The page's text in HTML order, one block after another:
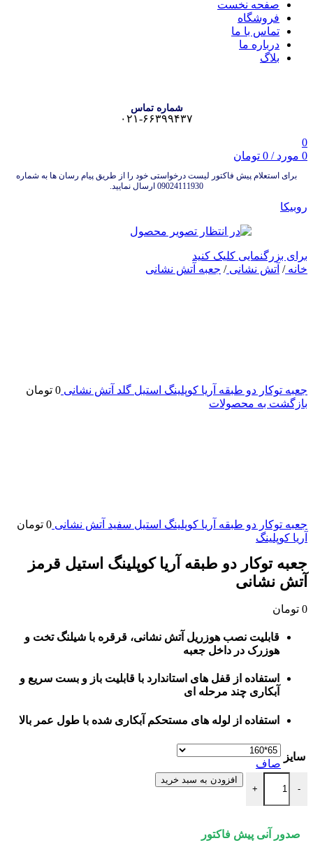
صفحه نخست
فروشگاه
تماس با ما
درباره ما
بلاگ
شماره تماس
۰۲۱-۶۶۳۹۹۴۳۷
0
0 مورد /
0 تومان
برای استعلام پیش فاکتور لیست درخواستی خود را از طریق پیام رسان ها به شماره
09024111930 ارسال نمایید.
روبیکا
برای بزرگنمایی کلیک کنید
خانه/ آتش نشانی/ جعبه آتش نشانی
جعبه توکار دو طبقه آریا کوپلینگ استیل گلد آتش نشانی 0 تومان
بازگشت به محصولات
جعبه توکار دو طبقه آریا کوپلینگ استیل سفید آتش نشانی 0 تومان
آریا کوپلینگ
جعبه توکار دو طبقه آریا کوپلینگ استیل قرمز
آتش نشانی
0 تومان
قابلیت نصب هوزریل آتش نشانی، قرقره با شیلنگ تخت و
هوزرک در داخل جعبه
استفاده از قفل های استاندارد با قابلیت باز و بست سریع و
آبکاری چند مرحله ای
استفاده از لوله های مستحکم آبکاری شده با طول عمر بالا
سایز
صاف
-
جعبه توکار دو طبقه آریا کوپلینگ استیل قرمز آتش نشانی عدد
+
افزودن به سبد خرید
صدور آنی پیش فاکتور